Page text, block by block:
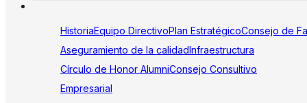
HistoriaEquipo DirectivoPlan EstratégicoConsejo de
Aseguramiento de la calidadInfraestructura
Círculo de Honor AlumniConsejo Consultivo
Empresarial